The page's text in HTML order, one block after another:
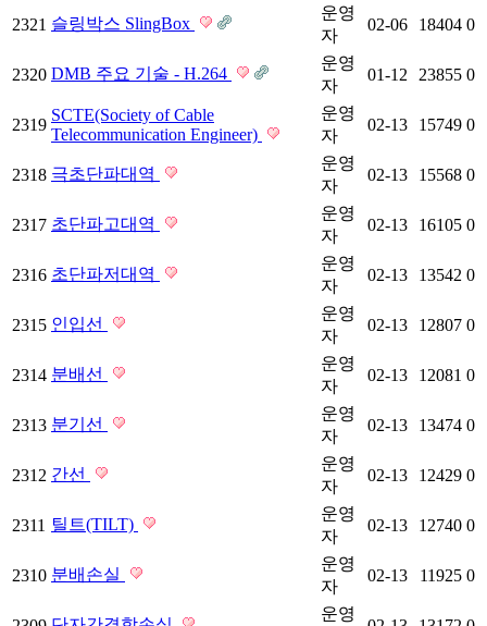
2321 슬링박스 SlingBox
운영
자
02-06 18404 0
2320 DMB 주요 기술 - H.264
운영
자
01-12 23855 0
2319
SCTE(Society of Cable
Telecommunication Engineer)
운영
자
02-13 15749 0
2318 극초단파대역
운영
자
02-13 15568 0
2317 초단파고대역
운영
자
02-13 16105 0
2316 초단파저대역
운영
자
02-13 13542 0
2315 인입선
운영
자
02-13 12807 0
2314 분배선
운영
자
02-13 12081 0
2313 분기선
운영
자
02-13 13474 0
2312 간선
운영
자
02-13 12429 0
2311 틸트(TILT)
운영
자
02-13 12740 0
2310 분배손실
운영
자
02-13 11925 0
운영